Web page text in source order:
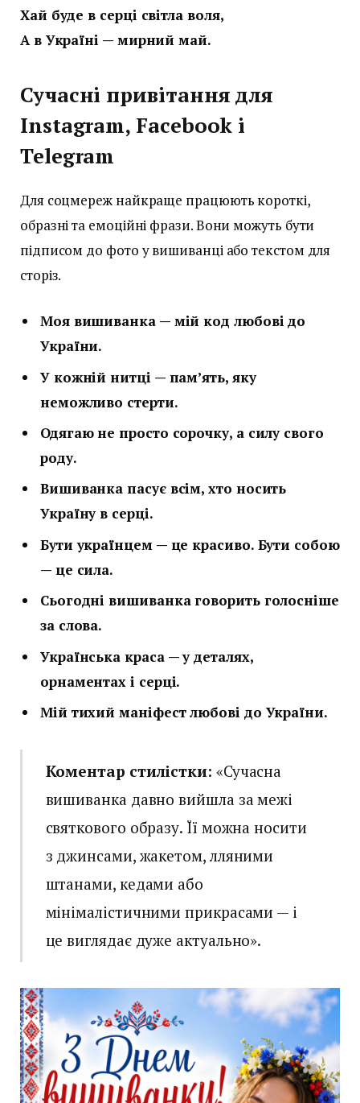
Хай буде в серці світла воля,
А в Україні — мирний май.
Сучасні привітання для
Instagram, Facebook і
Telegram
Для соцмереж найкраще працюють короткі,
образні та емоційні фрази. Вони можуть бути
підписом до фото у вишиванці або текстом для
сторіз.
Моя вишиванка — мій код любові до
України.
У кожній нитці — пам’ять, яку
неможливо стерти.
Одягаю не просто сорочку, а силу свого
роду.
Вишиванка пасує всім, хто носить
Україну в серці.
Бути українцем — це красиво. Бути собою
— це сила.
Сьогодні вишиванка говорить голосніше
за слова.
Українська краса — у деталях,
орнаментах і серці.
Мій тихий маніфест любові до України.
Коментар стилістки: «Сучасна
вишиванка давно вийшла за межі
святкового образу. Її можна носити
з джинсами, жакетом, лляними
штанами, кедами або
мінімалістичними прикрасами — і
це виглядає дуже актуально».